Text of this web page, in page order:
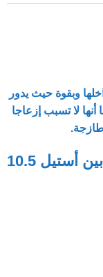
وبقوة حيث يدور
أنها لا تسبب إزعاجا
مواصفات ثلاجة بيسك 297 لتر بابين أستيل 10.5